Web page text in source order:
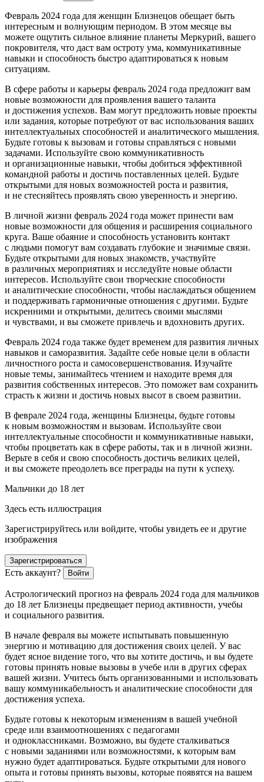
Февраль 2024 года для женщин Близнецов обещает быть
интересным и волнующим периодом. В этом месяце вы
можете ощутить сильное влияние планеты Меркурий, вашего
покровителя, что даст вам остроту ума, коммуникативные
навыки и способность быстро адаптироваться к новым
ситуациям.
В сфере работы и карьеры февраль 2024 года предложит вам
новые возможности для проявления вашего таланта
и достижения успехов. Вам могут предложить новые проекты
или задания, которые потребуют от вас использования ваших
интеллектуальных способностей и аналитического мышления.
Будьте готовы к вызовам и готовы справляться с новыми
задачами. Используйте свою коммуникативность
и организационные навыки, чтобы добиться эффективной
командной работы и достичь поставленных целей. Будьте
открытыми для новых возможностей роста и развития,
и не стесняйтесь проявлять свою уверенность и энергию.
В личной жизни февраль 2024 года может принести вам
новые возможности для общения и расширения социального
круга. Ваше обаяние и способность установить контакт
с людьми помогут вам создавать глубокие и значимые связи.
Будьте открытыми для новых знакомств, участвуйте
в различных мероприятиях и исследуйте новые области
интересов. Используйте свои творческие способности
и аналитические способности, чтобы наслаждаться общением
и поддерживать гармоничные отношения с другими. Будьте
искренними и открытыми, делитесь своими мыслями
и чувствами, и вы сможете привлечь и вдохновить других.
Февраль 2024 года также будет временем для развития личных
навыков и саморазвития. Задайте себе новые цели в области
личностного роста и самосовершенствования. Изучайте
новые темы, занимайтесь чтением и находите время для
развития собственных интересов. Это поможет вам сохранить
страсть к жизни и достичь новых высот в своем развитии.
В феврале 2024 года, женщины Близнецы, будьте готовы
к новым возможностям и вызовам. Используйте свои
интеллектуальные способности и коммуникативные навыки,
чтобы процветать как в сфере работы, так и в личной жизни.
Верьте в себя и свою способность достичь великих целей,
и вы сможете преодолеть все преграды на пути к успеху.
Мальчики до 18 лет
Здесь есть иллюстрация
Зарегистрируйтесь или войдите, чтобы увидеть ее и другие
изображения
Зарегистрироваться
Есть аккаунт? Войти
Астрологический прогноз на февраль 2024 года для мальчиков
до 18 лет Близнецы предвещает период активности, учебы
и социального развития.
В начале февраля вы можете испытывать повышенную
энергию и мотивацию для достижения своих целей. У вас
будет ясное видение того, что вы хотите достичь, и вы будете
готовы принять новые вызовы в учебе или в других сферах
вашей жизни. Учитесь быть организованными и использовать
вашу коммуникабельность и аналитические способности для
достижения успеха.
Будьте готовы к некоторым изменениям в вашей учебной
среде или взаимоотношениях с педагогами
и одноклассниками. Возможно, вы будете сталкиваться
с новыми заданиями или возможностями, к которым вам
нужно будет адаптироваться. Будьте открытыми для нового
опыта и готовы принять вызовы, которые появятся на вашем